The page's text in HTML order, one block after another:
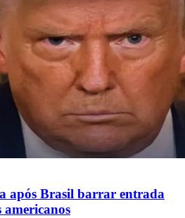
após Brasil barrar entrada
americanos